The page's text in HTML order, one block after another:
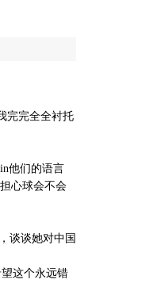
完完全全衬托
他们的语言
心球会不会
谈谈她对中国
这个永远错